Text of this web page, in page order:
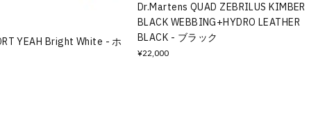
YEAH Bright White - ホ
Dr.Martens QUAD ZEBRILUS KIMBER
BLACK WEBBING+HYDRO LEATHER
BLACK - ブラック
¥22,000